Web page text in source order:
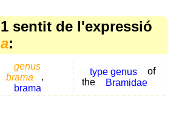
1 sentit de l'expressió
:
genus
brama
,
brama
type genus
of
the
Bramidae